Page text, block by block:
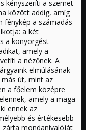
kényszeríti a szemet
között addig, amíg
fénykép a számadás
a két
a könyörgést
amely a
a nézőnek. A
elmúlásának
út, mint az
a főelem középre
amely a maga
ennek az
és értékesebb
zárta mondanivalóját